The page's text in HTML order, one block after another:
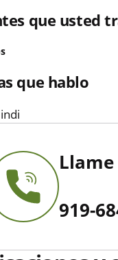
que usted
que hablo
919-